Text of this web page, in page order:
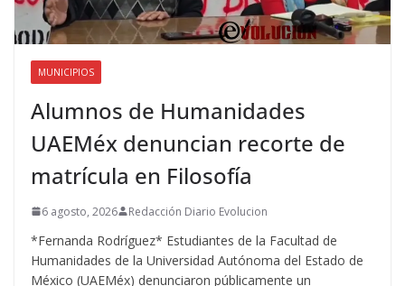
MUNICIPIOS
Alumnos de Humanidades
UAEMéx denuncian recorte de
matrícula en Filosofía
6 agosto, 2026 Redacción Diario Evolucion
*Fernanda Rodríguez* Estudiantes de la Facultad de
Humanidades de la Universidad Autónoma del Estado de
México (UAEMéx) denunciaron públicamente un